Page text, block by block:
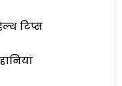
टिप्स